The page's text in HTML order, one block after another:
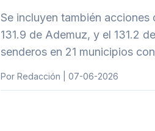
Se incluyen también
131.9 de Ademuz, y el 131.2
senderos en 21 municipios
Por Redacción | 07-06-2026